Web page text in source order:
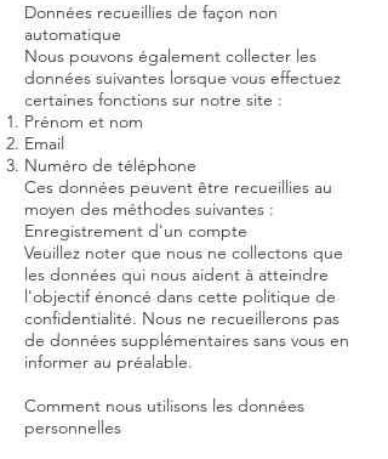
Données recueillies de façon non
automatique
Nous pouvons également collecter les
données suivantes lorsque vous effectuez
certaines fonctions sur notre site :
Prénom et nom
Email
Numéro de téléphone
Ces données peuvent être recueillies au
moyen des méthodes suivantes :
Enregistrement d'un compte
Veuillez noter que nous ne collectons que
les données qui nous aident à atteindre
l’objectif énoncé dans cette politique de
confidentialité. Nous ne recueillerons pas
de données supplémentaires sans vous en
informer au préalable.
Comment nous utilisons les données
personnelles